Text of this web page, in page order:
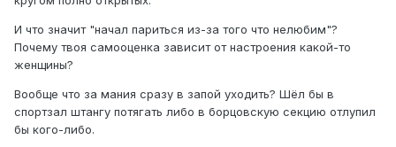
И что значит "начал париться из-за того что нелюбим"?
Почему твоя самооценка зависит от настроения какой-то
женщины?
Вообще что за мания сразу в запой уходить? Шёл бы в
спортзал штангу потягать либо в борцовскую секцию отлупил
бы кого-либо.